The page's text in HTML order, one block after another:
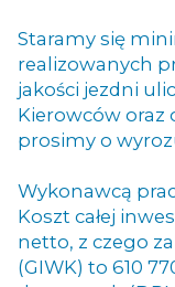
Staramy się
realizowanych
jakości jezdni
Kierowców oraz
prosimy o
Wykonawcą prac
Koszt całej
netto, z czego
(GIWK) to 610